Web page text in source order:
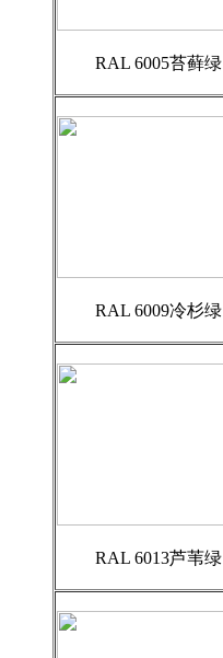
RAL 6005苔藓绿
RAL 6009冷杉绿
RAL 6013芦苇绿